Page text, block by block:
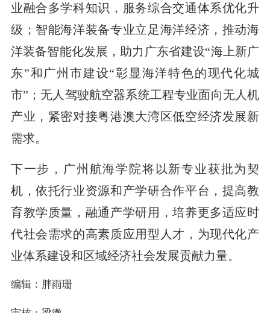
业融合多学科知识，服务综合交通体系优化升
级；智能海洋装备专业立足海洋经济，推动海
洋装备智能化发展，助力广东省建设“海上新广
东”和广州市建设“彰显海洋特色的现代化城
市”；无人驾驶航空器系统工程专业面向无人机
产业，紧密对接粤港澳大湾区低空经济发展新
需求。
下一步，广州航海学院将以新专业获批为契
机，依托行业资源和产学研合作平台，提高教
育教学质量，融通产学研用，培养更多适应时
代社会需求的高素质应用型人才，为现代化产
业体系建设和区域经济社会发展贡献力量。
编辑：胖雨珊